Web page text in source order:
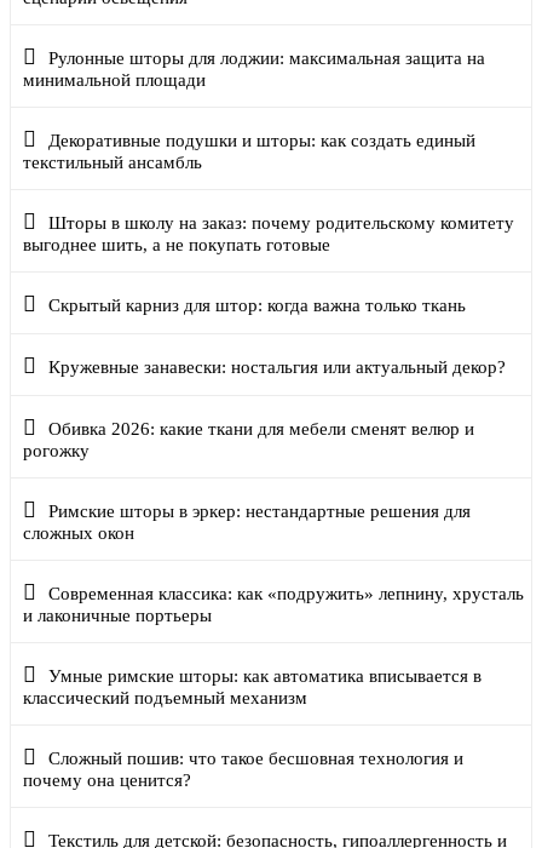
Рулонные шторы для лоджии: максимальная защита на
минимальной площади
Декоративные подушки и шторы: как создать единый
текстильный ансамбль
Шторы в школу на заказ: почему родительскому комитету
выгоднее шить, а не покупать готовые
Скрытый карниз для штор: когда важна только ткань
Кружевные занавески: ностальгия или актуальный декор?
Обивка 2026: какие ткани для мебели сменят велюр и
рогожку
Римские шторы в эркер: нестандартные решения для
сложных окон
Современная классика: как «подружить» лепнину, хрусталь
и лаконичные портьеры
Умные римские шторы: как автоматика вписывается в
классический подъемный механизм
Сложный пошив: что такое бесшовная технология и
почему она ценится?
Текстиль для детской: безопасность, гипоаллергенность и